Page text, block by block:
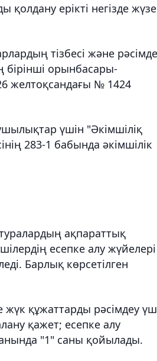
ерікті негізде
тізбесі және
бірінші орынбасары-
желтоқсандағы № 1424
үшін "Әкімшіліқ
283-1 бабында әкімшілік
ақпараттық
есепке алу жүйелері
Барлық көрсетілген
жүк құжаттарды рәсімдеу
қажет; есепке алу
"1" саны қойылады.